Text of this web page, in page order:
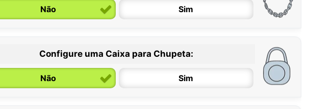
Não Sim
Configure uma Caixa para Chupeta:
Não Sim